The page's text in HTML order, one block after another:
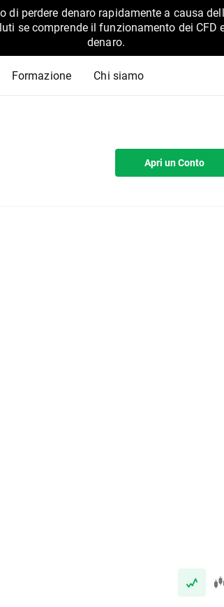
perdere denaro rapidamente a causa
se comprende il funzionamento dei CFD
denaro.
Formazione Chi siamo
Apri un Conto